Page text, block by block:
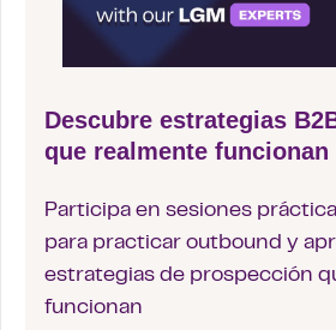
Descubre estrategias
que realmente funcionan
Participa en sesiones
para practicar outbound y
estrategias de prospección
funcionan